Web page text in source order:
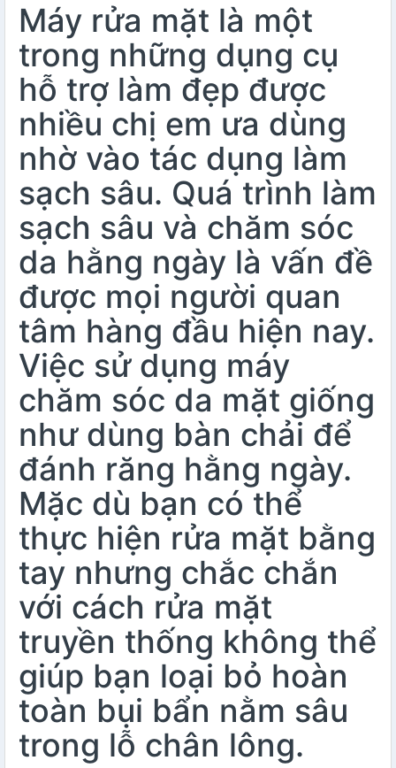
Máy rửa mặt là một
trong những dụng cụ
hỗ trợ làm đẹp được
nhiều chị em ưa dùng
nhờ vào tác dụng làm
sạch sâu. Quá trình làm
sạch sâu và chăm sóc
da hằng ngày là vấn đề
được mọi người quan
tâm hàng đầu hiện nay.
Việc sử dụng máy
chăm sóc da mặt giống
như dùng bàn chải để
đánh răng hằng ngày.
Mặc dù bạn có thể
thực hiện rửa mặt bằng
tay nhưng chắc chắn
với cách rửa mặt
truyền thống không thể
giúp bạn loại bỏ hoàn
toàn bụi bẩn nằm sâu
trong lỗ chân lông.